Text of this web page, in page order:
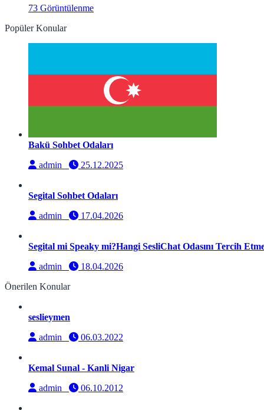
73 Görüntülenme
Popüler Konular
Bakü Sohbet Odaları
admin
25.12.2025
Segital Sohbet Odaları
admin
17.04.2026
Segital mi Speaky mi?Hangi SesliChat Odasını Tercih
admin
18.04.2026
Önerilen Konular
seslieymen
admin
06.03.2022
Kemal Sunal - Kanli Nigar
admin
06.10.2012